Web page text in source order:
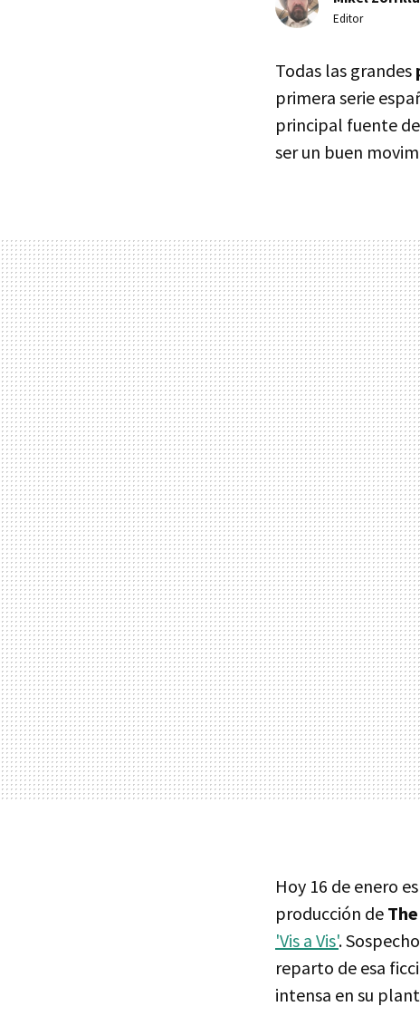
Editor
Todas las grandes
primera serie
principal fuente
ser un buen
Hoy 16 de enero es
producción de
'Vis a Vis'.
reparto de esa
intensa en su